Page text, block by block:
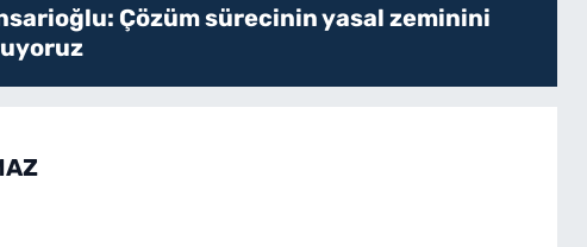
Çözüm sürecinin yasal zeminini